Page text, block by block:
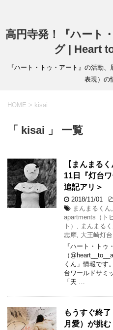
高円寺発！『ハート
グ | Heart
『ハート・トゥ・アート』の活動
表現）の
HOME > kisai
「 kisai 」 一覧
【まんまる
11日『灯台
追記アリ＞
2018/11/01
まんまるくん
apartments（ト
ト）
まんまる
志摩 大王崎灯台
『ハート・トゥ
（
くん」情報です
台ワールドサミ
「天 …
もうすぐ終
月愛）が挑